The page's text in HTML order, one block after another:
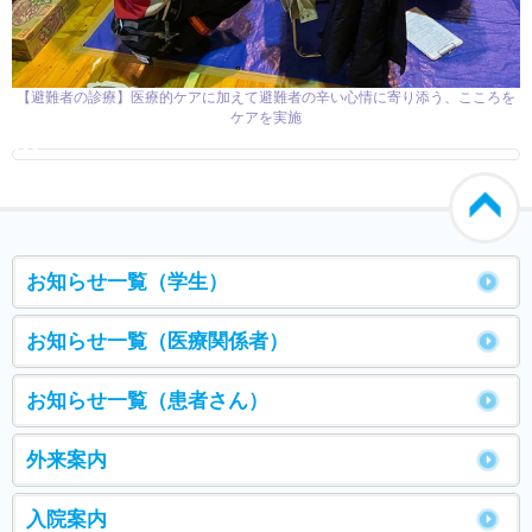
【避難者の診療】医療的ケアに加えて避難者の辛い心情に寄り添う、こころを
ケアを実施
お知らせ一覧（学生）
お知らせ一覧（医療関係者）
お知らせ一覧（患者さん）
外来案内
入院案内